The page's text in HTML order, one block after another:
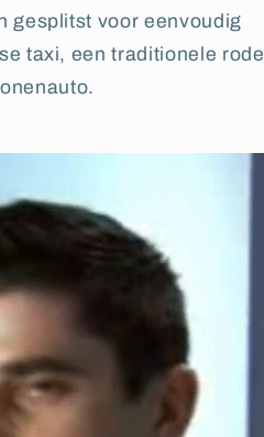
gesplitst voor eenvoudig
taxi, een traditionele rode